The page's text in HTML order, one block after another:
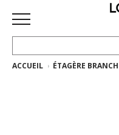
ACCUEIL
ACCUEIL ÉTAGÈRE